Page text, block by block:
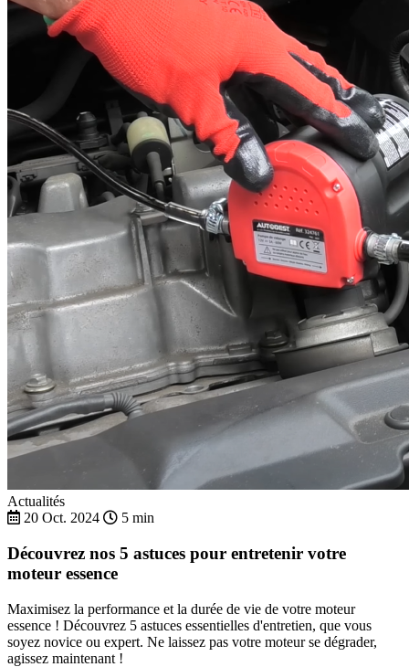
Actualités
20 Oct. 2024
5 min
Découvrez nos 5 astuces pour entretenir votre
moteur essence
Maximisez la performance et la durée de vie de votre moteur
essence ! Découvrez 5 astuces essentielles d'entretien, que vous
soyez novice ou expert. Ne laissez pas votre moteur se dégrader,
agissez maintenant !